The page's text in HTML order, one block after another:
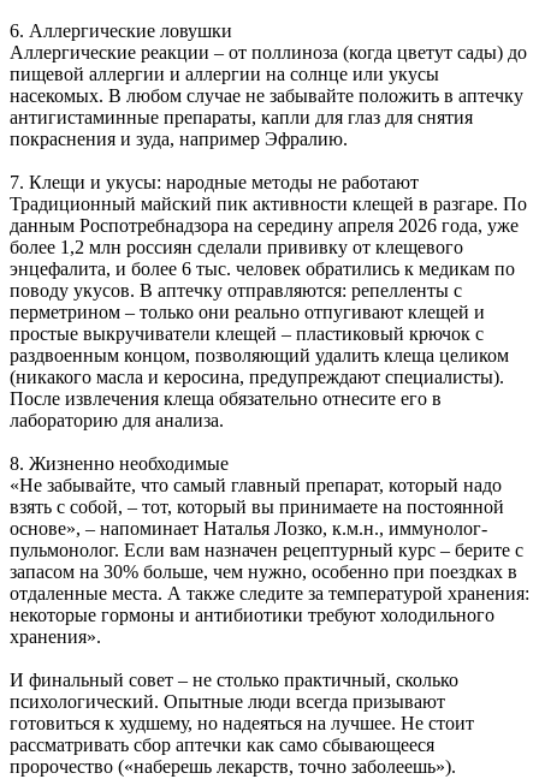
6. Аллергические ловушки
Аллергические реакции – от поллиноза (когда цветут сады) до
пищевой аллергии и аллергии на солнце или укусы
насекомых. В любом случае не забывайте положить в аптечку
антигистаминные препараты, капли для глаз для снятия
покраснения и зуда, например Эфралию.
7. Клещи и укусы: народные методы не работают
Традиционный майский пик активности клещей в разгаре. По
данным Роспотребнадзора на середину апреля 2026 года, уже
более 1,2 млн россиян сделали прививку от клещевого
энцефалита, и более 6 тыс. человек обратились к медикам по
поводу укусов. В аптечку отправляются: репелленты с
перметрином – только они реально отпугивают клещей и
простые выкручиватели клещей – пластиковый крючок с
раздвоенным концом, позволяющий удалить клеща целиком
(никакого масла и керосина, предупреждают специалисты).
После извлечения клеща обязательно отнесите его в
лабораторию для анализа.
8. Жизненно необходимые
«Не забывайте, что самый главный препарат, который надо
взять с собой, – тот, который вы принимаете на постоянной
основе», – напоминает Наталья Лозко, к.м.н., иммунолог-
пульмонолог. Если вам назначен рецептурный курс – берите с
запасом на 30% больше, чем нужно, особенно при поездках в
отдаленные места. А также следите за температурой хранения:
некоторые гормоны и антибиотики требуют холодильного
хранения».
И финальный совет – не столько практичный, сколько
психологический. Опытные люди всегда призывают
готовиться к худшему, но надеяться на лучшее. Не стоит
рассматривать сбор аптечки как само сбывающееся
пророчество («наберешь лекарств, точно заболеешь»).